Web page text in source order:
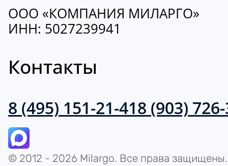
ООО «КОМПАНИЯ МИЛАРГО»
ИНН: 5027239941
Контакты
8 (495) 151-21-418 (903)
© 2012 - 2026 Milargo. Все права защищены.